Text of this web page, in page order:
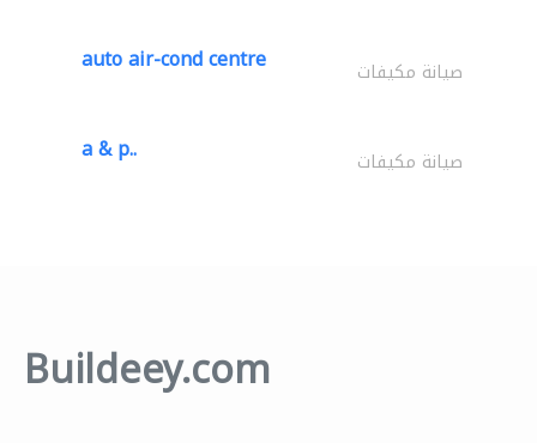
auto air-cond centre صيانة مكيفات
a & p.. صيانة مكيفات
Buildeey.com